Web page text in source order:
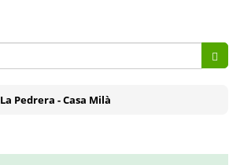
La Pedrera - Casa Milà